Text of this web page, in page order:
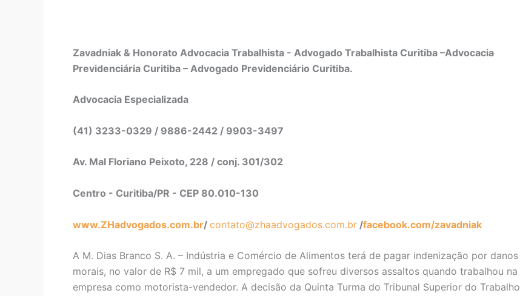
Zavadniak & Honorato Advocacia Trabalhista - Advogado Trabalhista Curitiba –Advocacia
Previdenciária Curitiba – Advogado Previdenciário Curitiba.
Advocacia Especializada
(41) 3233-0329 / 9886-2442 / 9903-3497
Av. Mal Floriano Peixoto, 228 / conj. 301/302
Centro - Curitiba/PR - CEP 80.010-130
www.ZHadvogados.com.br/ contato@zhaadvogados.com.br /facebook.com/zavadniak
A M. Dias Branco S. A. – Indústria e Comércio de Alimentos terá de pagar indenização por danos
morais, no valor de R$ 7 mil, a um empregado que sofreu diversos assaltos quando trabalhou na
empresa como motorista-vendedor. A decisão da Quinta Turma do Tribunal Superior do Trabalho